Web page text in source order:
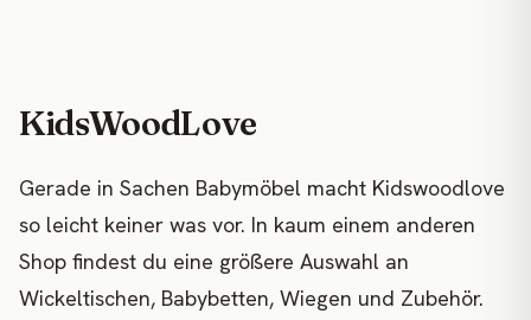
KidsWoodLove
Gerade in Sachen Babymöbel macht Kidswoodlove
so leicht keiner was vor. In kaum einem anderen
Shop findest du eine größere Auswahl an
Wickeltischen, Babybetten, Wiegen und Zubehör.